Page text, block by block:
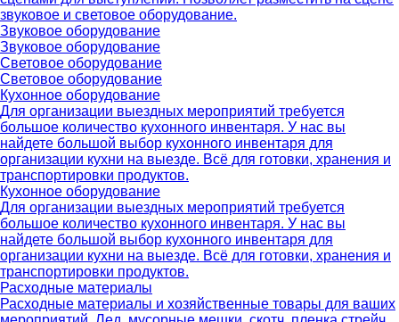
звуковое и световое оборудование.
Звуковое оборудование
Звуковое оборудование
Световое оборудование
Световое оборудование
Кухонное оборудование
Для организации выездных мероприятий требуется
большое количество кухонного инвентаря. У нас вы
найдете большой выбор кухонного инвентаря для
организации кухни на выезде. Всё для готовки, хранения и
транспортировки продуктов.
Кухонное оборудование
Для организации выездных мероприятий требуется
большое количество кухонного инвентаря. У нас вы
найдете большой выбор кухонного инвентаря для
организации кухни на выезде. Всё для готовки, хранения и
транспортировки продуктов.
Расходные материалы
Расходные материалы и хозяйственные товары для ваших